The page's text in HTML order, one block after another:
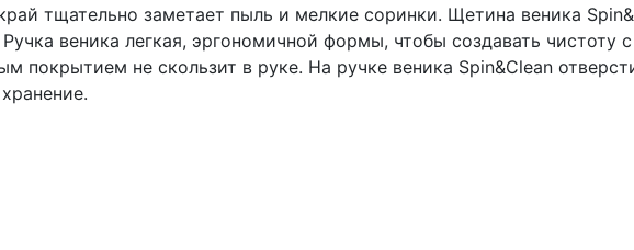
тщательно заметает пыль и мелкие соринки. Щетина веника
веника легкая, эргономичной формы, чтобы создавать чистоту
покрытием не скользит в руке. На ручке веника Spin&Clean